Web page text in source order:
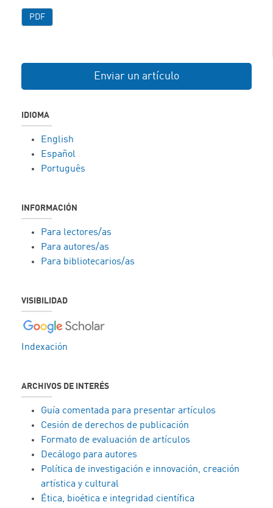
PDF
Enviar un artículo
IDIOMA
English
Español
Português
INFORMACIÓN
Para lectores/as
Para autores/as
Para bibliotecarios/as
VISIBILIDAD
Indexación
ARCHIVOS DE INTERÉS
Guía comentada para presentar artículos
Cesión de derechos de publicación
Formato de evaluación de artículos
Decálogo para autores
Política de investigación e innovación, creación
artística y cultural
Ética, bioética e integridad científica